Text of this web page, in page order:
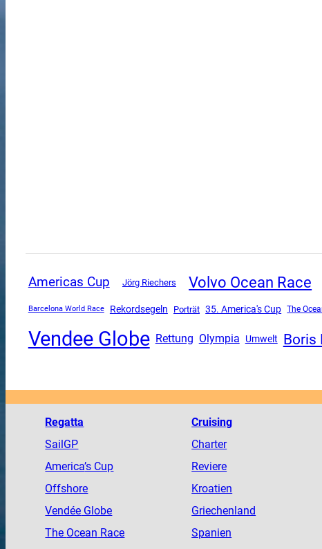
Americas Cup Jörg Riechers Volvo Ocean Race
Barcelona World Race Rekordsegeln Porträt 35. America's Cup The
Vendee Globe Rettung Olympia Umwelt Boris
Regatta
SailGP
America’s Cup
Offshore
Vendée Globe
The Ocean Race
Cruising
Charter
Reviere
Kroatien
Griechenland
Spanien